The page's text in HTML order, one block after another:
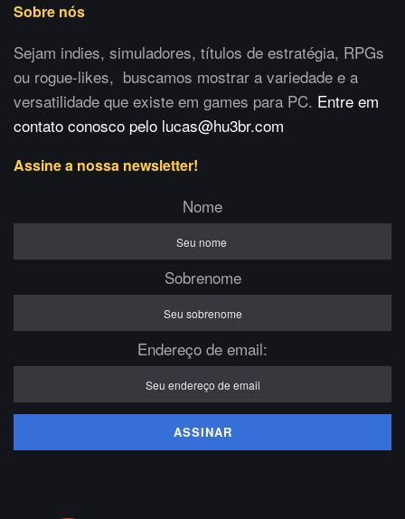
Sobre nós
Sejam indies, simuladores, títulos de estratégia, RPGs
ou rogue-likes, buscamos mostrar a variedade e a
versatilidade que existe em games para PC. Entre em
contato conosco pelo lucas@hu3br.com
Assine a nossa newsletter!
Nome
Sobrenome
Endereço de email: